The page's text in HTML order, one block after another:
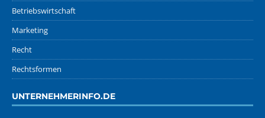
Betriebswirtschaft
Marketing
Recht
Rechtsformen
UNTERNEHMERINFO.DE